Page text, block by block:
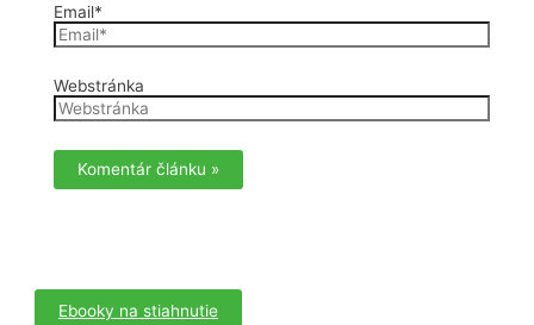
Email*
Webstránka
Ebooky na stiahnutie